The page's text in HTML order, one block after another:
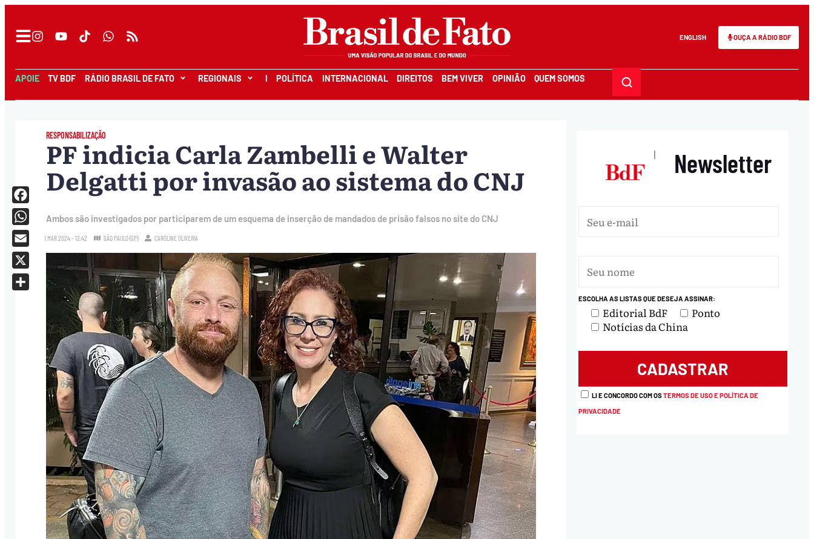
ENGLISH OUÇA A RÁDIO BDF
APOIE TV BDF RÁDIO BRASIL DE FATO REGIONAIS I POLÍTICA INTERNACIONAL DIREITOS BEM VIVER OPINIÃO QUEM SOMOS
RESPONSABILIZAÇÃO
PF indicia Carla Zambelli e Walter
Delgatti por invasão ao sistema do CNJ
Ambos são investigados por participarem de um esquema de inserção de mandados de prisão falsos no site do CNJ
1.MAR.2024 - 12:42 SÃO PAULO (SP) CAROLINE OLIVEIRA
Facebook
WhatsApp
Email
X
| Newsletter
ESCOLHA AS LISTAS QUE DESEJA ASSINAR:
Editorial BdF
Ponto
Notícias da China
LI E CONCORDO COM OSTERMOS DE USO E POLÍTICA DE
PRIVACIDADE